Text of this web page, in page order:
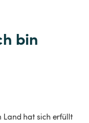
bin
Land hat sich erfüllt